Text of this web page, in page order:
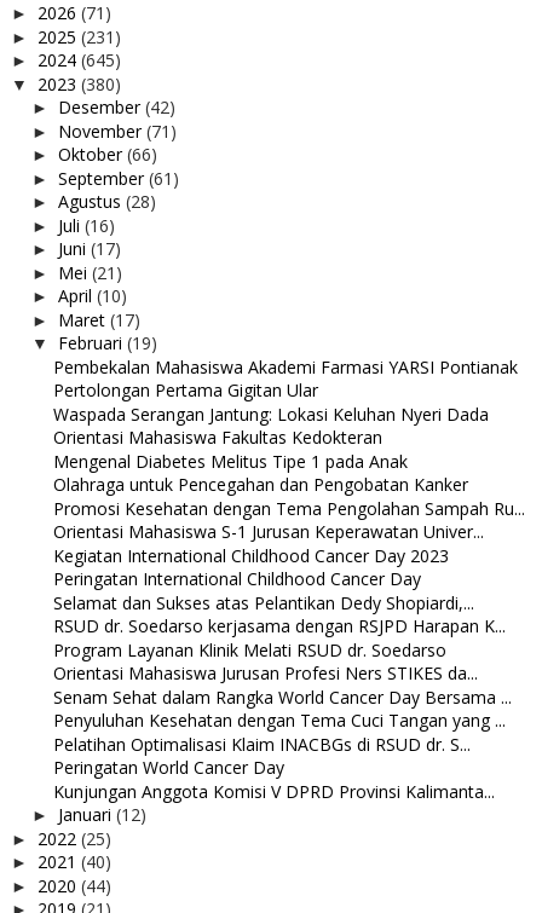
► 2026 (71)
► 2025 (231)
► 2024 (645)
▼ 2023 (380)
► Desember(42)
► November(71)
► Oktober(66)
► September(61)
► Agustus (28)
► Juli (16)
► Juni (17)
► Mei (21)
► April (10)
► Maret (17)
▼ Februari (19)
Pembekalan Mahasiswa Akademi Farmasi YARSI Pontianak
Pertolongan Pertama Gigitan Ular
Waspada Serangan Jantung: Lokasi Keluhan Nyeri Dada
Orientasi Mahasiswa Fakultas Kedokteran
Mengenal Diabetes Melitus Tipe 1 pada Anak
Olahraga untuk Pencegahan dan Pengobatan Kanker
Promosi Kesehatan dengan Tema Pengolahan Sampah Ru...
Orientasi Mahasiswa S-1 Jurusan Keperawatan Univer...
Kegiatan International Childhood Cancer Day 2023
Peringatan International Childhood Cancer Day
Selamat dan Sukses atas Pelantikan Dedy Shopiardi,...
RSUD dr. Soedarso kerjasama dengan RSJPD Harapan K...
Program Layanan Klinik Melati RSUD dr. Soedarso
Orientasi Mahasiswa Jurusan Profesi Ners STIKES da...
Senam Sehat dalam Rangka World Cancer Day Bersama ...
Penyuluhan Kesehatan dengan Tema Cuci Tangan yang ...
Pelatihan Optimalisasi Klaim INACBGs di RSUD dr. S...
Peringatan World Cancer Day
Kunjungan Anggota Komisi V DPRD Provinsi Kalimanta...
► Januari (12)
► 2022 (25)
► 2021 (40)
► 2020 (44)